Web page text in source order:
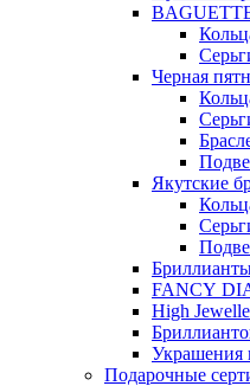
Черная
Якутские
FANCY
High
Украшения
Подарочные